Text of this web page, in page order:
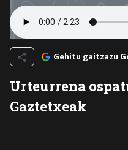
Gehitu gaitzazu
Urteurrena
Gaztetxeak